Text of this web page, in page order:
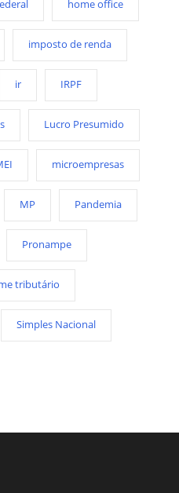
home office
imposto de renda
ir IRPF
Lucro Presumido
microempresas
MP Pandemia
Pronampe
tributário
Simples Nacional